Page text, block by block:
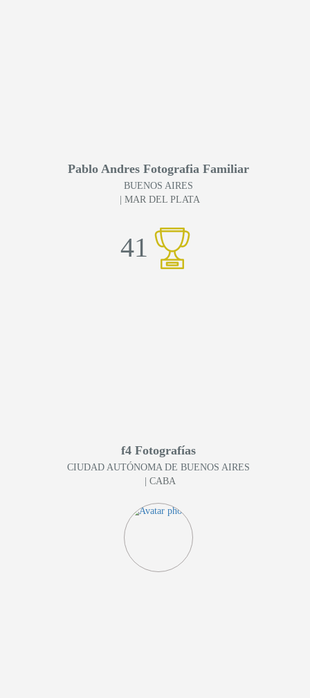
Pablo Andres Fotografia Familiar
BUENOS AIRES
| MAR DEL PLATA
41
f4 Fotografías
CIUDAD AUTÓNOMA DE BUENOS AIRES
| CABA